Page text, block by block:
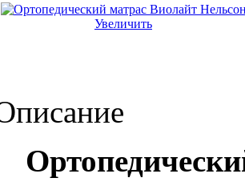
Увеличить